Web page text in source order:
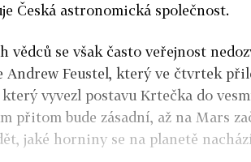
Česká astronomická společnost.
vědců se však často veřejnost
Andrew Feustel, který ve čtvrtek
vyvezl postavu Krtečka do
přitom bude zásadní, až na Mars
jaké horniny se na planetě